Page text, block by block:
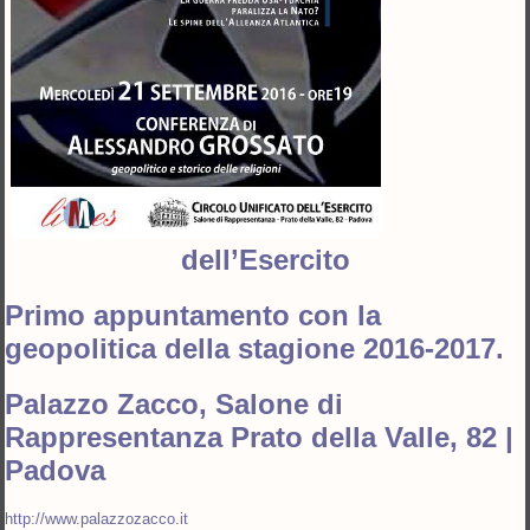
dell’Esercito
Primo appuntamento con la
geopolitica della stagione 2016-2017.
Palazzo Zacco, Salone di
Rappresentanza Prato della Valle, 82 |
Padova
http://www.palazzozacco.it